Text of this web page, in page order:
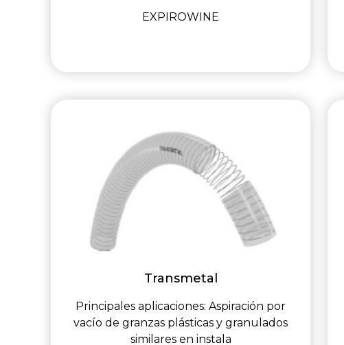
EXPIROWINE
Transmetal
Principales aplicaciones: Aspiración por
vacío de granzas plásticas y granulados
similares en instala